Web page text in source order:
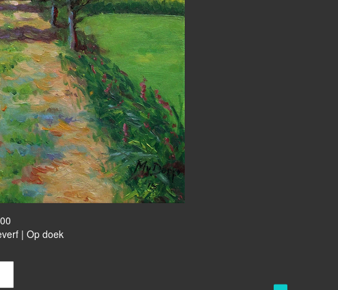
| Op doek